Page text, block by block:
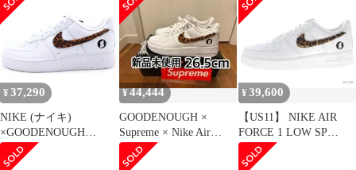
FORCE 1 LOW SP 26.5
㎝ IM3483-100 グッド
イナフ シュプリーム エ
ア フォース 1 ロー ホ
☆AA★▲■250728
¥ 37,290
NIKE (ナイキ)
×GOODENOUGH
×SUPREME AIR
FORCE 1 LOW
¥44,444
GOODENOUGH ×
Supreme × Nike Air
Force 1
¥39,600
【US11】 NIKE AIR
FORCE 1 LOW SP
SUPREME/GOOD
ENOUGH IM3483-100